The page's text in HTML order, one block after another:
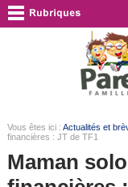
Vous êtes ici : Actualités et
financières : JT de TF1
Maman